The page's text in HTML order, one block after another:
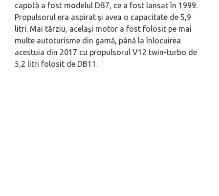
capotă a fost modelul DB7, ce a fost lansat în 1999.
Propulsorul era aspirat și avea o capacitate de 5,9
litri. Mai târziu, același motor a fost folosit pe mai
multe autoturisme din gamă, până la înlocuirea
acestuia din 2017 cu propulsorul V12 twin-turbo de
5,2 litri folosit de DB11.